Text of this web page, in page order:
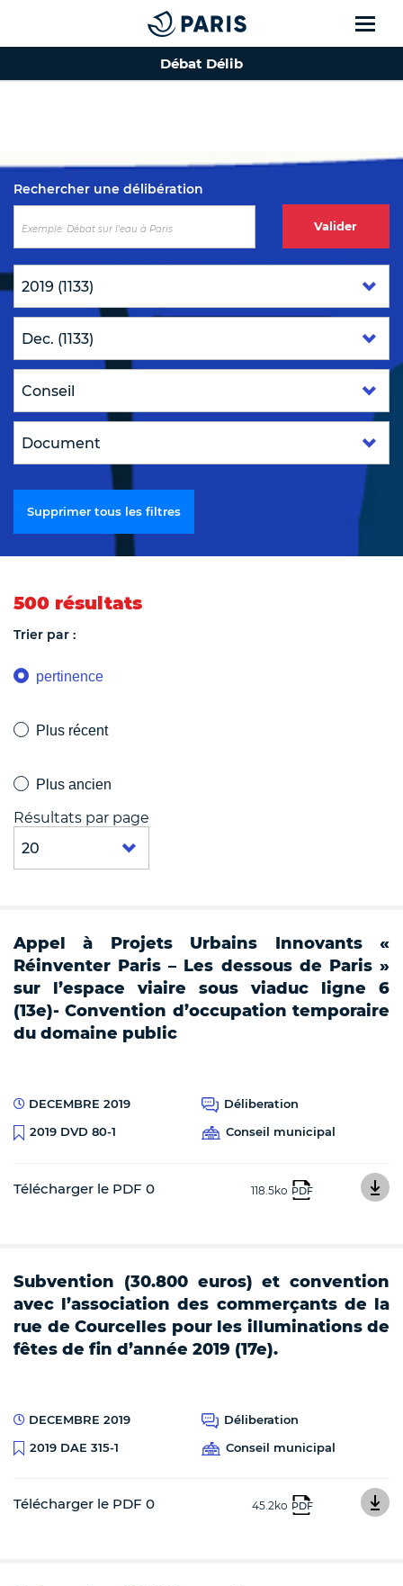
Top of the page
Débat Délib
Rechercher une délibération
Valider
Supprimer tous les filtres
500 résultats
Trier par :
pertinence
Plus récent
Plus ancien
Résultats par page
Appel à Projets Urbains Innovants «
Réinventer Paris – Les dessous de Paris »
sur l’espace viaire sous viaduc ligne 6
(13e)- Convention d’occupation temporaire
du domaine public
DECEMBRE 2019
Déliberation
2019 DVD 80-1
Conseil municipal
Télécharger le PDF 0 118.5ko PDF
Subvention (30.800 euros) et convention
avec l’association des commerçants de la
rue de Courcelles pour les illuminations de
fêtes de fin d’année 2019 (17e).
DECEMBRE 2019
Déliberation
2019 DAE 315-1
Conseil municipal
Télécharger le PDF 0 45.2ko PDF